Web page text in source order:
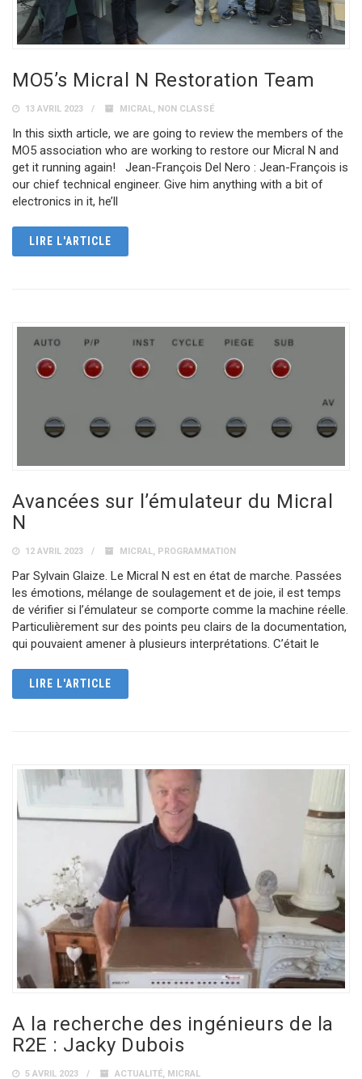
MO5’s Micral N Restoration Team
13 AVRIL 2023 MICRAL, NON CLASSÉ
In this sixth article, we are going to review the members of the
MO5 association who are working to restore our Micral N and
get it running again! Jean-François Del Nero : Jean-François is
our chief technical engineer. Give him anything with a bit of
electronics in it, he’ll
LIRE L'ARTICLE
Avancées sur l’émulateur du Micral
N
12 AVRIL 2023 MICRAL, PROGRAMMATION
Par Sylvain Glaize. Le Micral N est en état de marche. Passées
les émotions, mélange de soulagement et de joie, il est temps
de vérifier si l’émulateur se comporte comme la machine réelle.
Particulièrement sur des points peu clairs de la documentation,
qui pouvaient amener à plusieurs interprétations. C’était le
LIRE L'ARTICLE
A la recherche des ingénieurs de la
R2E : Jacky Dubois
5 AVRIL 2023 ACTUALITÉ, MICRAL